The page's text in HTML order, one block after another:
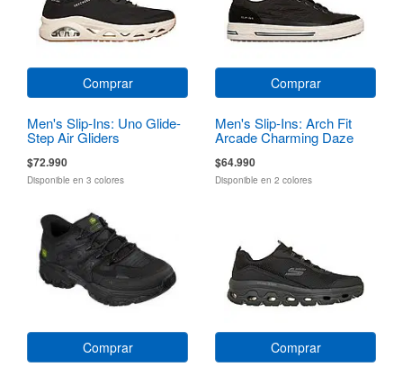
Comprar
Men's Slip-Ins: Uno Glide-
Step Air Gliders
$72.990
Disponible en 3 colores
Comprar
Men's Slip-Ins: Arch Fit
Arcade Charming Daze
$64.990
Disponible en 2 colores
Comprar Comprar